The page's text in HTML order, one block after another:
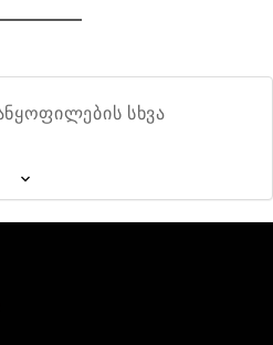
სხვა